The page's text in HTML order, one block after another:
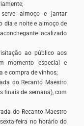
almoço e jantar
dia e noite e almoço de
localizado
ao público aos
momento especial e
e compra de vinhos;
do Recanto Maestro
finais de semana), com
do Recanto Maestro
feira no horário do